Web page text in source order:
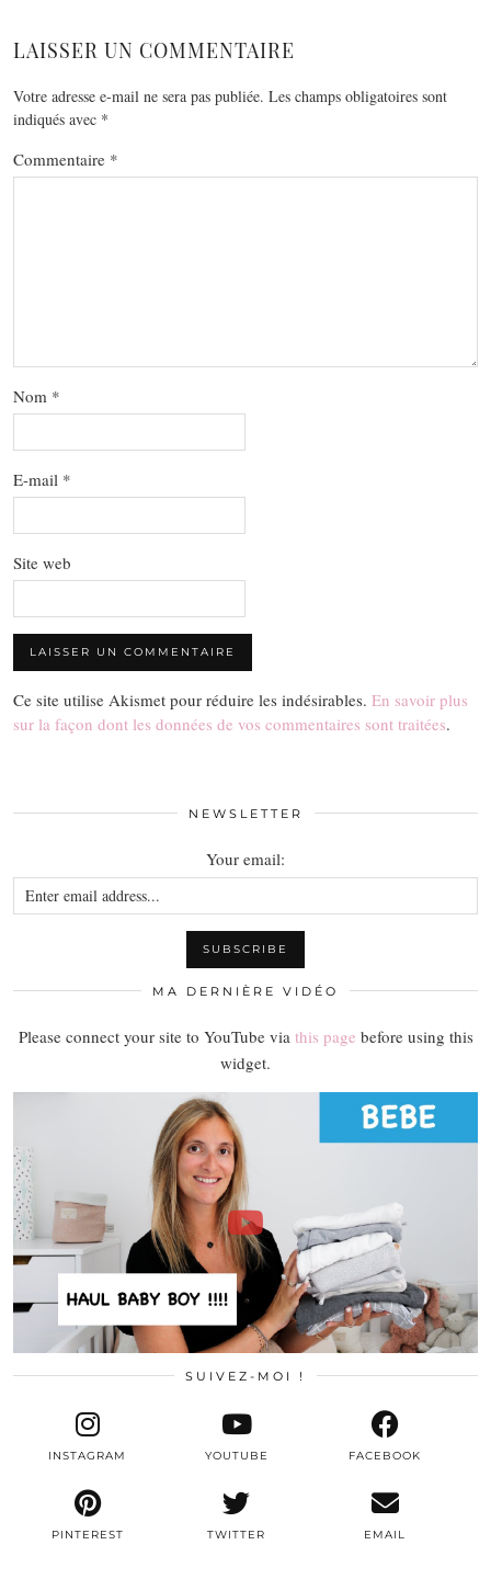
LAISSER UN COMMENTAIRE
Votre adresse e-mail ne sera pas publiée. Les champs obligatoires sont
indiqués avec *
Commentaire *
Nom *
E-mail *
Site web
Ce site utilise Akismet pour réduire les indésirables. En savoir plus
sur la façon dont les données de vos commentaires sont traitées.
NEWSLETTER
Your email:
MA DERNIÈRE VIDÉO
Please connect your site to YouTube via this page before using this
widget.
SUIVEZ-MOI !
TWITTER
INSTAGRAM FACEBOOK
PINTEREST
YOUTUBE
EMAIL